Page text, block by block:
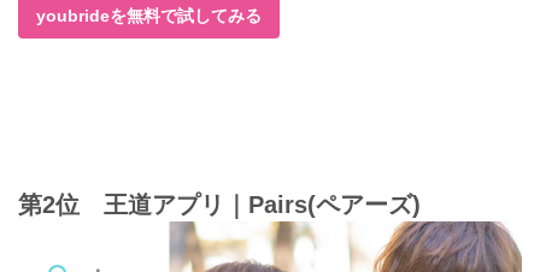
youbrideを無料で試してみる
第2位 王道アプリ｜Pairs(ペアーズ)